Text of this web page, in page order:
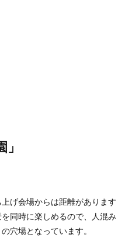
げ会場からは距離があります
同時に楽しめるので、人混み
穴場となっています。